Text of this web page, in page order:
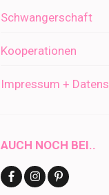
Schwangerschaft
Kooperationen
Impressum +
AUCH NOCH BEI..